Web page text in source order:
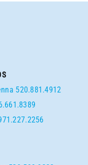
520.881.4912